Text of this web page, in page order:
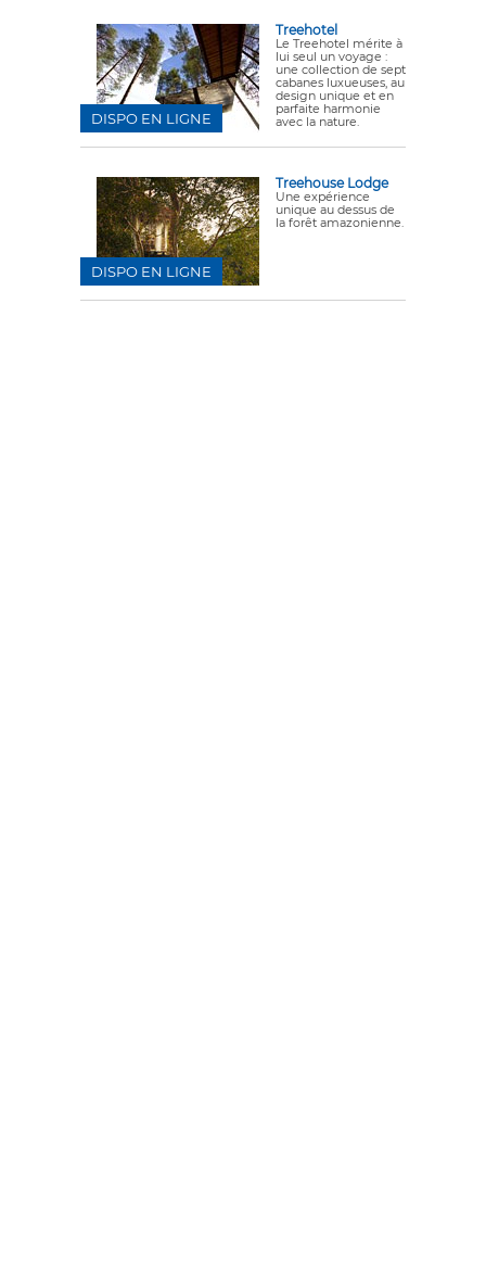
Treehotel
Le Treehotel mérite à
lui seul un voyage :
une collection de sept
cabanes luxueuses, au
design unique et en
parfaite harmonie
avec la nature.
DISPO EN LIGNE
Treehouse Lodge
Une expérience
unique au dessus de
la forêt amazonienne.
DISPO EN LIGNE